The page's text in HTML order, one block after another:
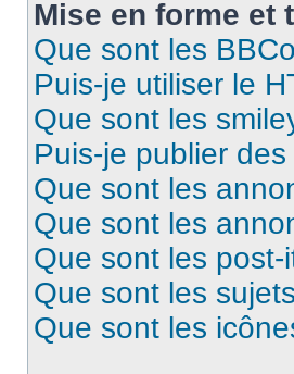
Mise en forme et
Que sont les
Puis-je utiliser le
Que sont les
Puis-je publier
Que sont les
Que sont les
Que sont les post-
Que sont les
Que sont les